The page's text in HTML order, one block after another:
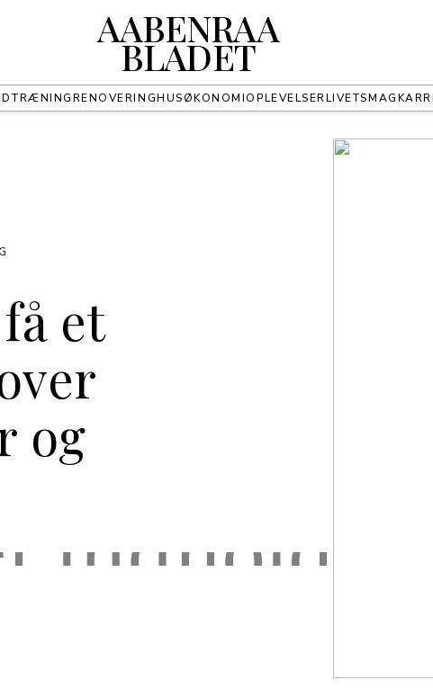
AABENRAA
BLADET
TRÆNINGRENOVERINGHUSØKONOMIOPLEVELSERLIVETSMAG
et
og